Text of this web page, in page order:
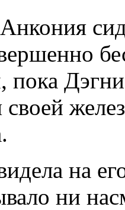
пока
своей
на
ни